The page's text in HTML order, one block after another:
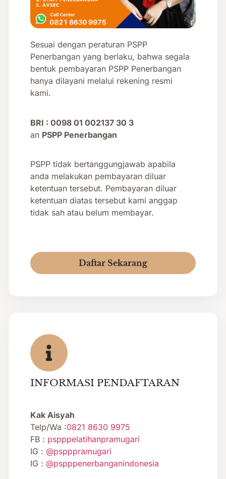
Sesuai dengan peraturan PSPP
Penerbangan yang berlaku, bahwa segala
bentuk pembayaran PSPP Penerbangan
hanya dilayani melalui rekening resmi
kami.
BRI :0098 01 002137 30 3
an PSPP Penerbangan
PSPP tidak bertanggungjawab apabila
anda melakukan pembayaran diluar
ketentuan tersebut. Pembayaran diluar
ketentuan diatas tersebut kami anggap
tidak sah atau belum membayar.
Daftar Sekarang
INFORMASI PENDAFTARAN
Kak Aisyah
Telp/Wa :0821 8630 9975
FB : pspppelatihanpramugari
IG : @pspppramugari
IG : @pspppenerbanganindonesia